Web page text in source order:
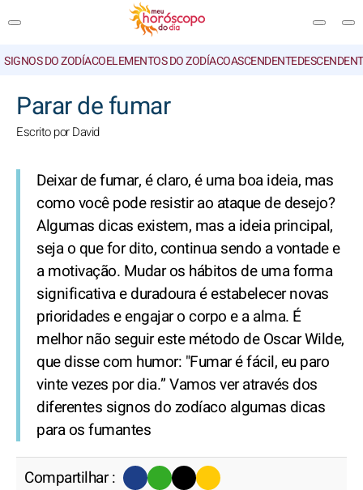
SIGNOS DO ZODÍACOELEMENTOS DO ZODÍACOASCENDENTE
Parar de fumar
Escrito por David
Deixar de fumar, é claro, é uma boa ideia, mas
como você pode resistir ao ataque de desejo?
Algumas dicas existem, mas a ideia principal,
seja o que for dito, continua sendo a vontade e
a motivação. Mudar os hábitos de uma forma
significativa e duradoura é estabelecer novas
prioridades e engajar o corpo e a alma. É
melhor não seguir este método de Oscar Wilde,
que disse com humor: "Fumar é fácil, eu paro
vinte vezes por dia.” Vamos ver através dos
diferentes signos do zodíaco algumas dicas
para os fumantes
Compartilhar :